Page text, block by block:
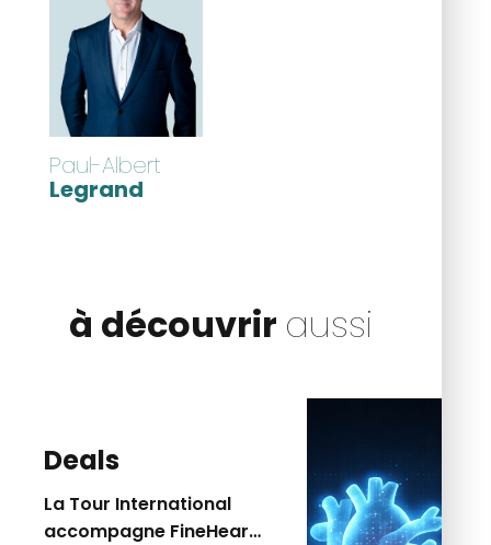
Paul-Albert
Legrand
à découvrir aussi
Deals
La Tour International
accompagne FineHeart